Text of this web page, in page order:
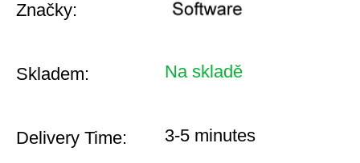
Značky:
Skladem: Na skladě
Delivery Time: 3-5 minutes